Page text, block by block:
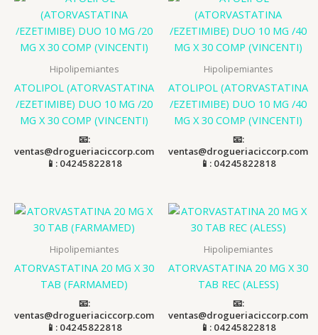
Hipolipemiantes
ATOLIPOL (ATORVASTATINA
/EZETIMIBE) DUO 10 MG /20
MG X 30 COMP (VINCENTI)
📧:
ventas@drogueriaciccorp.com
📱: 04245822818
Hipolipemiantes
ATOLIPOL (ATORVASTATINA
/EZETIMIBE) DUO 10 MG /40
MG X 30 COMP (VINCENTI)
📧:
ventas@drogueriaciccorp.com
📱: 04245822818
Hipolipemiantes
ATORVASTATINA 20 MG X 30
TAB (FARMAMED)
📧:
ventas@drogueriaciccorp.com
📱: 04245822818
Hipolipemiantes
ATORVASTATINA 20 MG X 30
TAB REC (ALESS)
📧:
ventas@drogueriaciccorp.com
📱: 04245822818